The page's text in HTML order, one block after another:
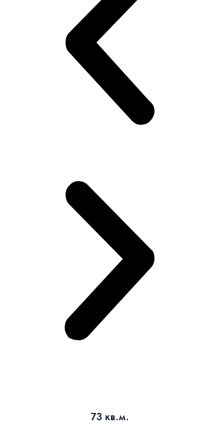
73 кв.м.